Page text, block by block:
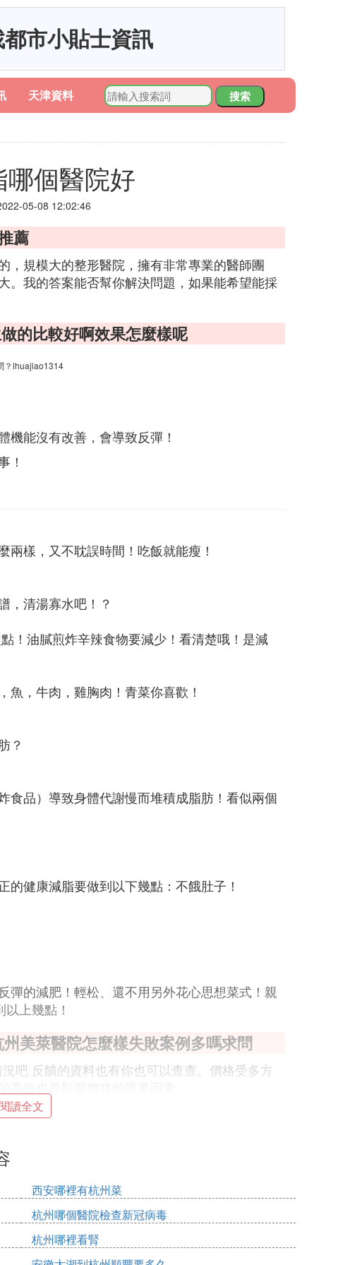
市小貼士資訊
天津資料
搜索
個醫院好
05-08 12:02:46
薦
，規模大的整形醫院，擁有非常專業的醫師團
。我的答案能否幫你解決問題，如果能希望能採
的比較好啊效果怎麼樣呢
？lhuajiao1314
機能沒有改善，會導致反彈！
！
樣，又不耽誤時間！吃飯就能瘦！
，清湯寡水吧！？
！油膩煎炸辛辣食物要減少！看清楚哦！是減
，牛肉，雞胸肉！青菜你喜歡！
？
食品）導致身體代謝慢而堆積成脂肪！看似兩個
的健康減脂要做到以下幾點：不餓肚子！
彈的減肥！輕松、還不用另外花心思想菜式！親
上幾點！
美萊醫院怎麼樣失敗案例多嗎求問
吧 反饋的資料也有你也可以查查。價格受多方
裙子、水晶鞋，有了公主般的打扮，這才吸引到
有不少吸脂案例有關這類信息， 看一下案例什
失荊州啊。 希望我的回答對你有幫助。 在追求
升自己，這個問題是要在整形之前想到的，提
證了我們在第一眼就可以對一個人產生好感或者
讀全文
西安哪裡有杭州菜
杭州哪個醫院檢查新冠病毒
杭州哪裡看腎